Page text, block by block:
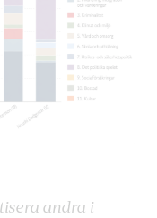
andra i